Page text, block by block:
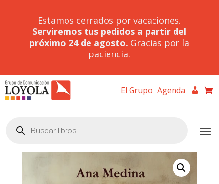
Estamos cerrados por vacaciones.
Serviremos tus pedidos a partir del
próximo 24 de agosto. Gracias por la
paciencia.
El Grupo Agenda
productos